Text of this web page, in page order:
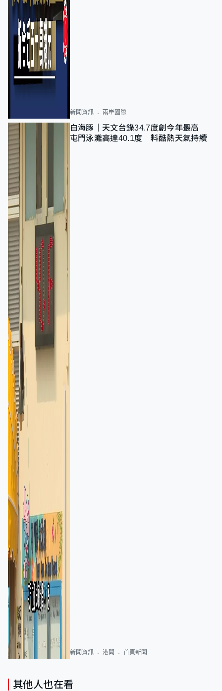
新聞資訊 兩岸國際
白海豚｜天文台錄34.7度創今年最高
屯門泳灘高達40.1度 料酷熱天氣持續
新聞資訊 港聞 首頁新聞
其他人也在看